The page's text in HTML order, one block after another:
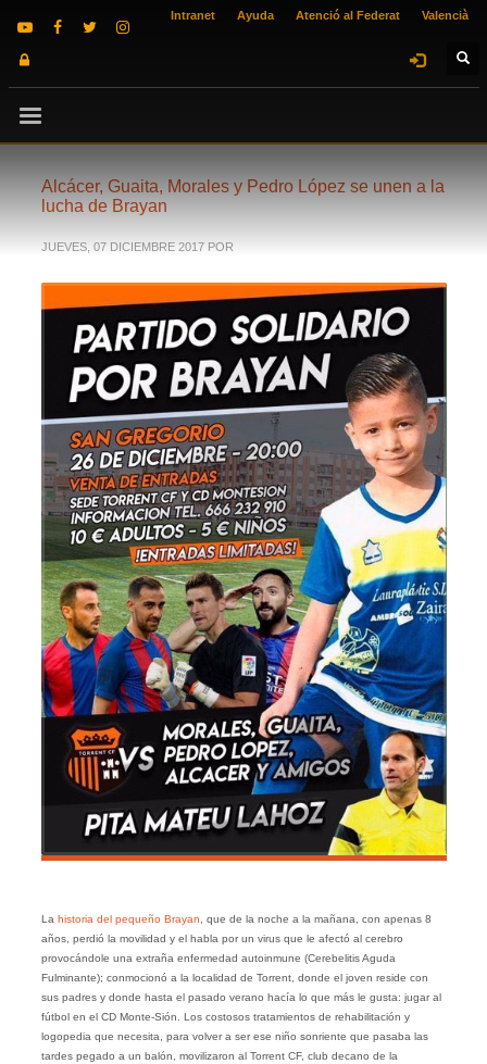
Intranet Ayuda Atenció al Federat Valencià
Alcácer, Guaita, Morales y Pedro López se unen a la
lucha de Brayan
JUEVES, 07 DICIEMBRE 2017 POR
La historia del pequeño Brayan, que de la noche a la mañana, con apenas 8
años, perdió la movilidad y el habla por un virus que le afectó al cerebro
provocándole una extraña enfermedad autoinmune (Cerebelitis Aguda
Fulminante); conmocionó a la localidad de Torrent, donde el joven reside con
sus padres y donde hasta el pasado verano hacía lo que más le gusta: jugar al
fútbol en el CD Monte-Sión. Los costosos tratamientos de rehabilitación y
logopedia que necesita, para volver a ser ese niño sonriente que pasaba las
tardes pegado a un balón, movilizaron al Torrent CF, club decano de la